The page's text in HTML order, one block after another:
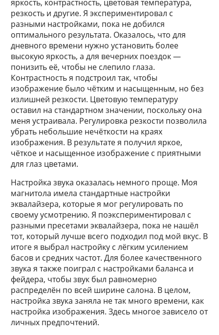
яркость, контрастность, цветовая температура,
резкость и другие. Я экспериментировал с
разными настройками, пока не добился
оптимального результата. Оказалось, что для
дневного времени нужно установить более
высокую яркость, а для вечерних поездок —
понизить её, чтобы не слепило глаза.
Контрастность я подстроил так, чтобы
изображение было чётким и насыщенным, но без
излишней резкости. Цветовую температуру
оставил на стандартном значении, поскольку она
меня устраивала. Регулировка резкости позволила
убрать небольшие нечёткости на краях
изображения. В результате я получил яркое,
чёткое и насыщенное изображение с приятными
для глаз цветами.
Настройка звука оказалась немного проще. Моя
магнитола имела стандартные настройки
эквалайзера, которые я мог регулировать по
своему усмотрению. Я поэкспериментировал с
разными пресетами эквалайзера, пока не нашёл
тот, который лучше всего подходил под мой вкус. В
итоге я выбрал настройку с лёгким усилением
басов и средних частот. Для более качественного
звука я также поиграл с настройками баланса и
фейдера, чтобы звук был равномерно
распределён по всей ширине салона. В целом,
настройка звука заняла не так много времени, как
настройка изображения. Здесь многое зависело от
личных предпочтений.